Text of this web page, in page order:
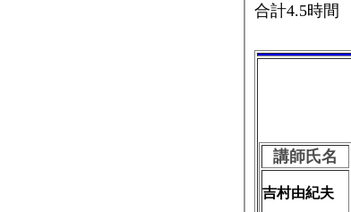
合計4.5時間
講師氏名
吉村由紀夫